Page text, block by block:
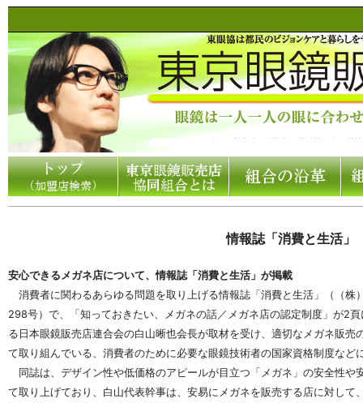
情報誌「消費と生活」
安心できるメガネ店について、情報誌「消費と生活」が掲載
消費者に関わるあらゆる問題を取り上げる情報誌「消費と生活」（（株
298号）で、「知っておきたい、メガネの話／メガネ店の認定制度」が2
る日本眼鏡販売店連合会の白山晰也会長が取材を受け、適切なメガネ販売
て取り組んでいる、消費者のために必要な眼鏡技術者の国家資格制度など
同誌は、デザイン性や低価格のアピールが目立つ「メガネ」の安全性や
て取り上げており、白山代表幹事は、安易にメガネを販売する店に対して